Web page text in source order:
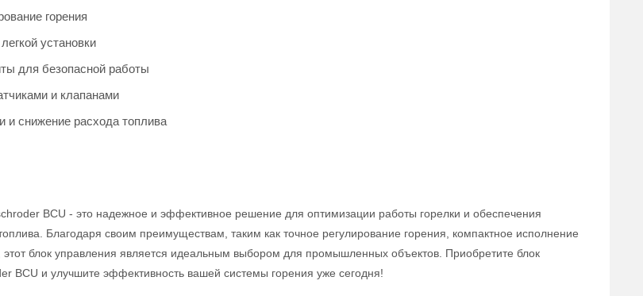
горения
установки
для безопасной работы
и клапанами
и снижение расхода топлива
BCU - это надежное и эффективное решение для оптимизации работы горелки и обеспечения
Благодаря своим преимуществам, таким как точное регулирование горения, компактное исполнение
блок управления является идеальным выбором для промышленных объектов. Приобретите блок
BCU и улучшите эффективность вашей системы горения уже сегодня!